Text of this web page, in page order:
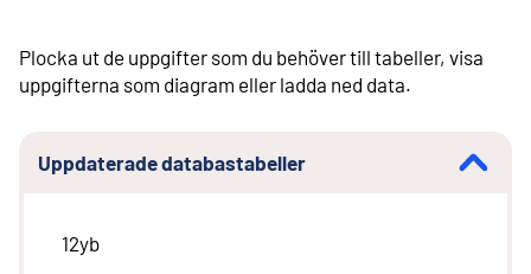
Plocka ut de uppgifter som du behöver till tabeller, visa
uppgifterna som diagram eller ladda ned data.
Uppdaterade databastabeller
12yb